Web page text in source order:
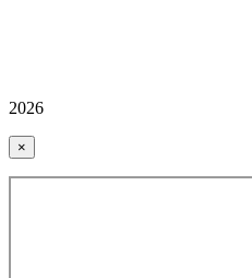
2026
×